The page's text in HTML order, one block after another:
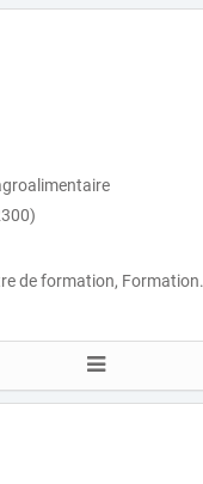
de formation, Formation.